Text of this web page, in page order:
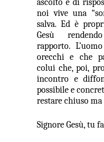
ascolto e di
noi vive una
salva. Ed è
Gesù
rapporto.
orecchi e che
colui che, poi,
incontro e
possibile e
restare chiuso
Signore Gesù, tu